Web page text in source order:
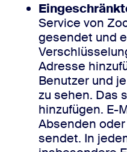
Service von
gesendet und
Adresse
Benutzer und
zu sehen. Das
hinzufügen. E-
Absenden
sendet. In